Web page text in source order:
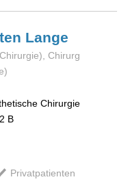
Lange
Chirurg
Chirurgie
B
Privatpatienten